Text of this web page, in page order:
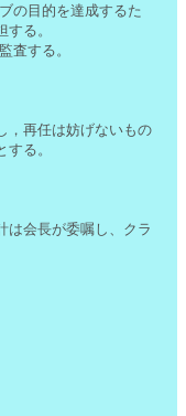
の目的を達成するた
る。
査する。
再任は妨げないもの
る。
会長が委嘱し、クラ